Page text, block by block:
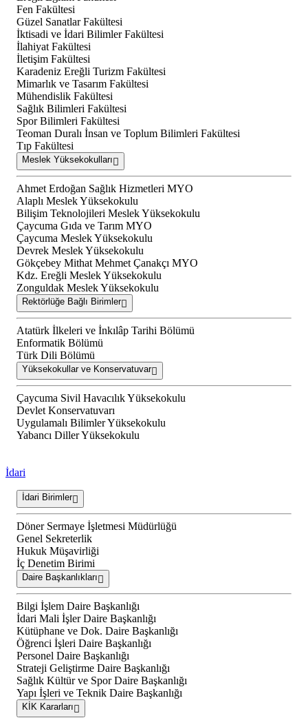
Fen Fakültesi
Güzel Sanatlar Fakültesi
İktisadi ve İdari Bilimler Fakültesi
İlahiyat Fakültesi
İletişim Fakültesi
Karadeniz Ereğli Turizm Fakültesi
Mimarlık ve Tasarım Fakültesi
Mühendislik Fakültesi
Sağlık Bilimleri Fakültesi
Spor Bilimleri Fakültesi
Teoman Duralı İnsan ve Toplum Bilimleri Fakültesi
Tıp Fakültesi
Meslek Yüksekokulları
Ahmet Erdoğan Sağlık Hizmetleri MYO
Alaplı Meslek Yüksekokulu
Bilişim Teknolojileri Meslek Yüksekokulu
Çaycuma Gıda ve Tarım MYO
Çaycuma Meslek Yüksekokulu
Devrek Meslek Yüksekokulu
Gökçebey Mithat Mehmet Çanakçı MYO
Kdz. Ereğli Meslek Yüksekokulu
Zonguldak Meslek Yüksekokulu
Rektörlüğe Bağlı Birimler
Atatürk İlkeleri ve İnkılâp Tarihi Bölümü
Enformatik Bölümü
Türk Dili Bölümü
Yüksekokullar ve Konservatuvar
Çaycuma Sivil Havacılık Yüksekokulu
Devlet Konservatuvarı
Uygulamalı Bilimler Yüksekokulu
Yabancı Diller Yüksekokulu
İdari
İdari Birimler
Döner Sermaye İşletmesi Müdürlüğü
Genel Sekreterlik
Hukuk Müşavirliği
İç Denetim Birimi
Daire Başkanlıkları
Bilgi İşlem Daire Başkanlığı
İdari Mali İşler Daire Başkanlığı
Kütüphane ve Dok. Daire Başkanlığı
Öğrenci İşleri Daire Başkanlığı
Personel Daire Başkanlığı
Strateji Geliştirme Daire Başkanlığı
Sağlık Kültür ve Spor Daire Başkanlığı
Yapı İşleri ve Teknik Daire Başkanlığı
KİK Kararları